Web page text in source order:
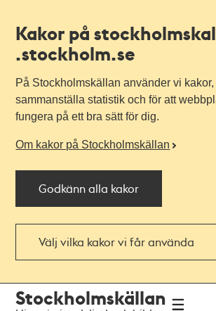
Kakor på
.stockholm.se
På Stockholmskällan använder vi
sammanställa statistik och för att
fungera på ett bra sätt för dig.
Om kakor på Stockholmskällan
Godkänn alla kakor
Välj vilka kakor vi får använda
navigationen
huvudinnehållet
Stockholmskällan